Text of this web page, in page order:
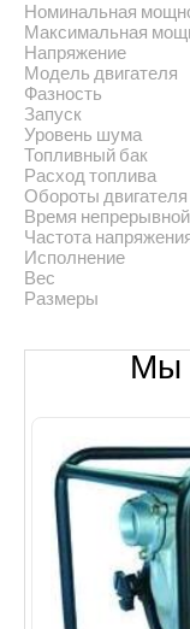
Номинальная
Максимальная
Напряжение
Модель двигателя
Фазность
Запуск
Уровень шума
Топливный бак
Расход топлива
Обороты двигателя
Время
Частота
Исполнение
Вес
Размеры
Мы